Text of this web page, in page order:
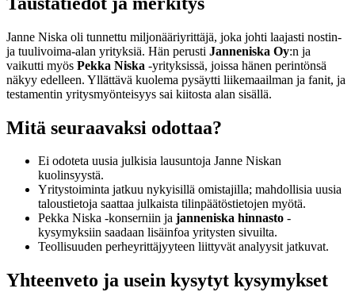
Janne Niska oli tunnettu miljonääriyrittäjä, joka johti laajasti nostin-
ja tuulivoima-alan yrityksiä. Hän perusti Janneniska Oy:n ja
vaikutti myös Pekka Niska -yrityksissä, joissa hänen perintönsä
näkyy edelleen. Yllättävä kuolema pysäytti liikemaailman ja fanit, ja
testamentin yritysmyönteisyys sai kiitosta alan sisällä.
Mitä seuraavaksi odottaa?
Ei odoteta uusia julkisia lausuntoja Janne Niskan
kuolinsyystä.
Yritystoiminta jatkuu nykyisillä omistajilla; mahdollisia uusia
taloustietoja saattaa julkaista tilinpäätöstietojen myötä.
Pekka Niska -konserniin ja janneniska hinnasto -
kysymyksiin saadaan lisäinfoa yritysten sivuilta.
Teollisuuden perheyrittäjyyteen liittyvät analyysit jatkuvat.
Yhteenveto ja usein kysytyt kysymykset